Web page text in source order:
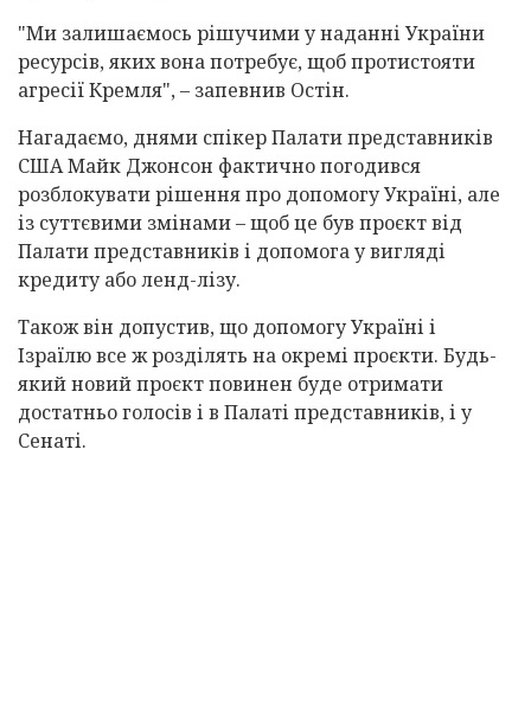
"Ми залишаємось рішучими у наданні України
ресурсів, яких вона потребує, щоб протистояти
агресії Кремля", – запевнив Остін.
Нагадаємо, днями спікер Палати представників
США Майк Джонсон фактично погодився
розблокувати рішення про допомогу Україні, але
із суттєвими змінами – щоб це був проєкт від
Палати представників і допомога у вигляді
кредиту або ленд-лізу.
Також він допустив, що допомогу Україні і
Ізраїлю все ж розділять на окремі проєкти. Будь-
який новий проєкт повинен буде отримати
достатньо голосів і в Палаті представників, і у
Сенаті.